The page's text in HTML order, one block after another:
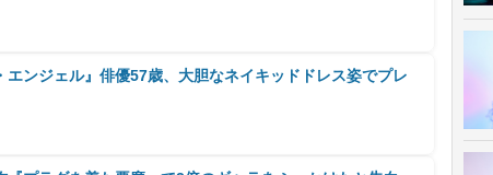
エンジェル』俳優57歳、大胆なネイキッドドレス姿でプレ